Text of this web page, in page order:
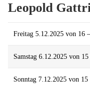
Leopold
Freitag 5.12.2025 von 16
Samstag 6.12.2025 von
Sonntag 7.12.2025 von